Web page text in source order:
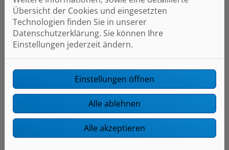
Haus trotz unterschiedlicher Drücke
auf der Eingangsseite auf ein
gleichmäßiges Niveau zu regeln. Ist
der Druck zu hoch, wirkt sich das
negativ auf den Wasserverbrauch
und die Geräuschentwicklung in den
Armaturen aus. Weiterer Vorteil:
Schäden durch Überdruck, wie z. B.
Rohrbrüche, werden vermieden.
Übersicht der Cookies und eingesetzten
Technologien finden Sie in unserer
Datenschutzerklärung. Sie können Ihre
Einstellungen jederzeit ändern.
Einstellungen öffnen
Alle ablehnen
Alle akzeptieren